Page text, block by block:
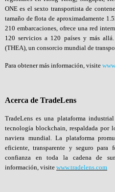
ONE es el sexto transportista de
tamaño de flota de aproximadamente
210 embarcaciones, ofrece una red
120 servicios a 120 países y más
(THEA), un consorcio mundial de
Para obtener más información, visite
Acerca de TradeLens
TradeLens es una plataforma
tecnología blockchain, respaldada por
naviera mundial. La plataforma
eficiente, transparente y seguro para
confianza en toda la cadena de
información, visite www.tradelens.com